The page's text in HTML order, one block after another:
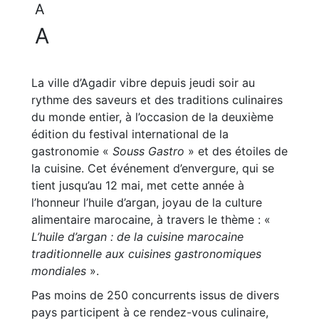
A
A
La ville d’Agadir vibre depuis jeudi soir au
rythme des saveurs et des traditions culinaires
du monde entier, à l’occasion de la deuxième
édition du festival international de la
gastronomie « Souss Gastro » et des étoiles de
la cuisine. Cet événement d’envergure, qui se
tient jusqu’au 12 mai, met cette année à
l’honneur l’huile d’argan, joyau de la culture
alimentaire marocaine, à travers le thème : «
L’huile d’argan : de la cuisine marocaine
traditionnelle aux cuisines gastronomiques
mondiales ».
Pas moins de 250 concurrents issus de divers
pays participent à ce rendez-vous culinaire,